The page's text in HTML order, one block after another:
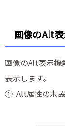
画像のAlt
画像のAlt表示機
表示します。
① Alt属性の未設